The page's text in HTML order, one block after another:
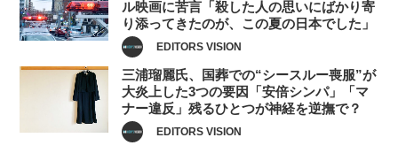
ル映画に苦言「殺した人の思いにばかり寄
り添ってきたのが、この夏の日本でした」
EDITORS VISION
三浦瑠麗氏、国葬での“シースルー喪服”が
大炎上した3つの要因「安倍シンパ」「マ
ナー違反」残るひとつが神経を逆撫で？
EDITORS VISION